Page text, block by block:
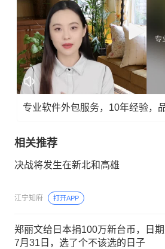
专业软件外包服务，10年经验，
相关推荐
决战将发生在新北和高雄
江宁知府 打开APP
郑丽文给日本捐100万新台币，日
7月31日，选了个不该选的日子